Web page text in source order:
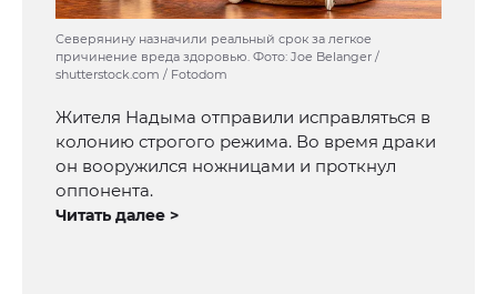
Северянину назначили реальный срок за легкое
причинение вреда здоровью. Фото: Joe Belanger /
shutterstock.com / Fotodom
Жителя Надыма отправили исправляться в
колонию строгого режима. Во время драки
он вооружился ножницами и проткнул
оппонента.
Читать далее >